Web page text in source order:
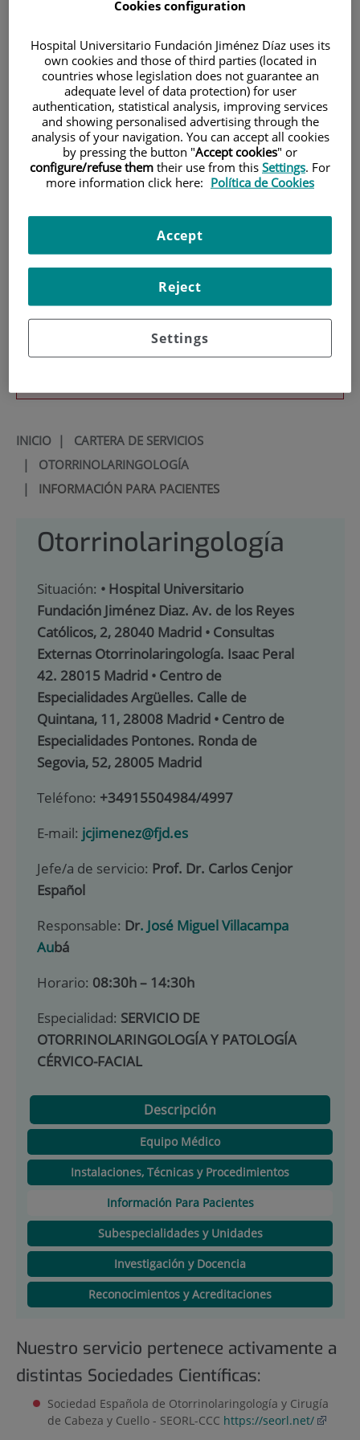
Investigación
Docencia
Teléfono de atención al usuario
INICIO| CARTERA DE SERVICIOS
| OTORRINOLARINGOLOGÍA
| INFORMACIÓN PARA PACIENTES
Otorrinolaringología
Situación: • Hospital Universitario
Fundación Jiménez Diaz. Av. de los Reyes
Católicos, 2, 28040 Madrid • Consultas
Externas Otorrinolaringología. Isaac Peral
42. 28015 Madrid • Centro de
Especialidades Argüelles. Calle de
Quintana, 11, 28008 Madrid • Centro de
Especialidades Pontones. Ronda de
Segovia, 52, 28005 Madrid
Teléfono: +34915504984/4997
E-mail: jcjimenez@fjd.es
Jefe/a de servicio: Prof. Dr. Carlos Cenjor
Español
Responsable: Dr. José Miguel Villacampa
Aubá
Horario: 08:30h – 14:30h
Especialidad: SERVICIO DE
OTORRINOLARINGOLOGÍA Y PATOLOGÍA
CÉRVICO-FACIAL
Descripción
Equipo Médico
Instalaciones, Técnicas y Procedimientos
Información Para Pacientes
Subespecialidades y Unidades
Investigación y Docencia
Reconocimientos y Acreditaciones
Nuestro servicio pertenece activamente a
distintas Sociedades Científicas:
Sociedad Española de Otorrinolaringología y Cirugía
de Cabeza y Cuello - SEORL-CCC https://seorl.net/
Cookies configuration
Hospital Universitario Fundación Jiménez Díaz uses its
own cookies and those of third parties (located in
countries whose legislation does not guarantee an
adequate level of data protection) for user
authentication, statistical analysis, improving services
and showing personalised advertising through the
analysis of your navigation. You can accept all cookies
by pressing the button "Accept cookies" or
configure/refuse them their use from this Settings. For
more information click here: Política de Cookies
Settings
Reject
Accept